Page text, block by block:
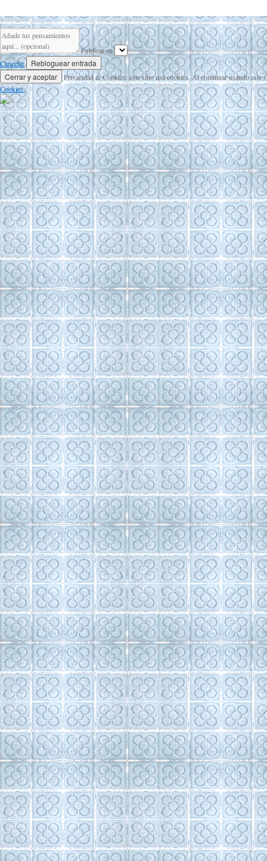
Publicar en
Cancelar
Privacidad & Cookies: este sitio usa cookies. Al continuar usando este
Cookies.